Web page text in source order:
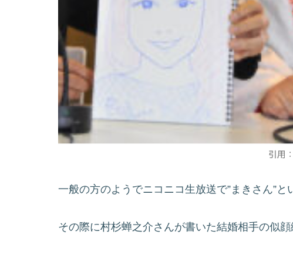
一般の方のようでニコニコ生放送で”まきさん”と
その際に村杉蝉之介さんが書いた結婚相手の似顔